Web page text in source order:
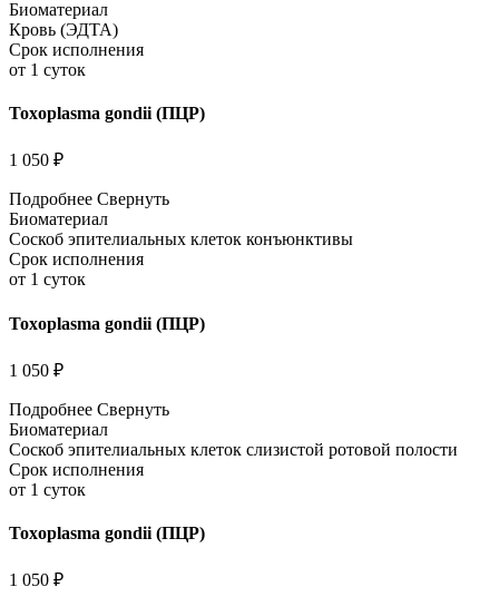
Биоматериал
Кровь (ЭДТА)
Срок исполнения
от 1 суток
Toxoplasma gondii (ПЦР)
1 050 ₽
Подробнее Свернуть
Биоматериал
Соскоб эпителиальных клеток конъюнктивы
Срок исполнения
от 1 суток
Toxoplasma gondii (ПЦР)
1 050 ₽
Подробнее Свернуть
Биоматериал
Соскоб эпителиальных клеток слизистой ротовой полости
Срок исполнения
от 1 суток
Toxoplasma gondii (ПЦР)
1 050 ₽